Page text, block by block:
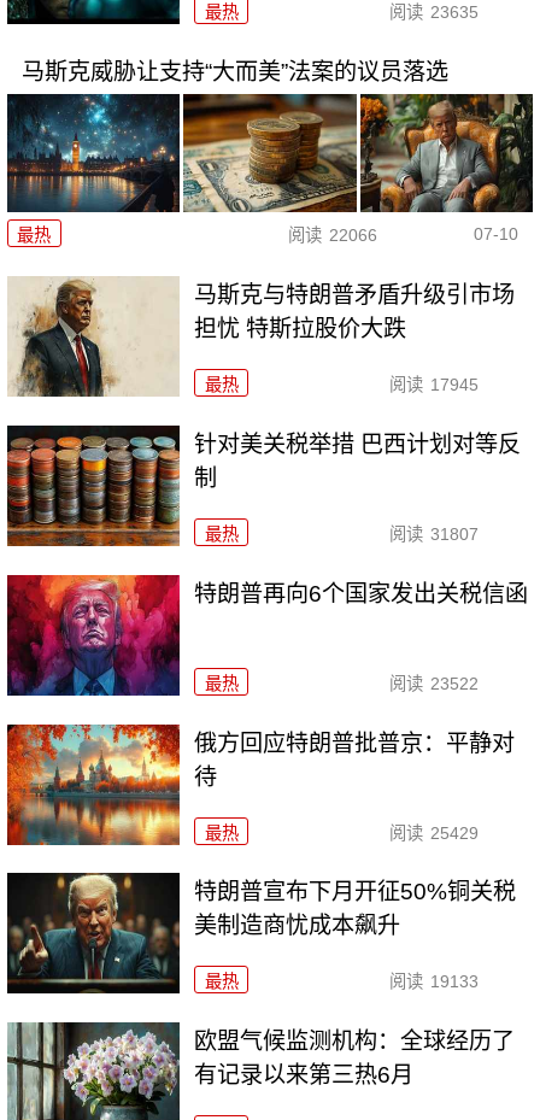
最热 阅读 23635
马斯克威胁让支持“大而美”法案的议员落选
最热 阅读 22066 07-10
马斯克与特朗普矛盾升级引市场
担忧 特斯拉股价大跌
最热 阅读 17945
针对美关税举措 巴西计划对等反
制
最热 阅读 31807
特朗普再向6个国家发出关税信函
最热 阅读 23522
俄方回应特朗普批普京：平静对
待
最热 阅读 25429
特朗普宣布下月开征50%铜关税
美制造商忧成本飙升
最热 阅读 19133
欧盟气候监测机构：全球经历了
有记录以来第三热6月